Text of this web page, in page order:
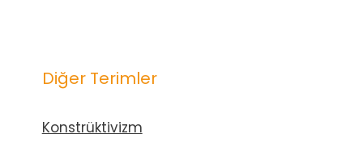
Diğer Terimler
Konstrüktivizm